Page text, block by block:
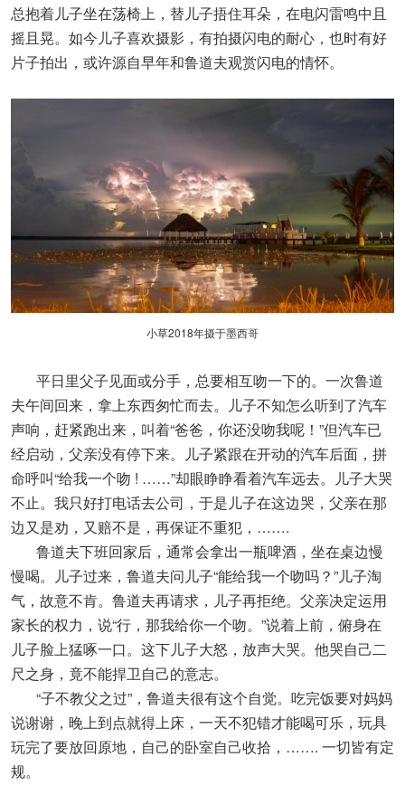
总抱着儿子坐在荡椅上，替儿子捂住耳朵，在电闪雷鸣中且
摇且晃。如今儿子喜欢摄影，有拍摄闪电的耐心，也时有好
片子拍出，或许源自早年和鲁道夫观赏闪电的情怀。
小草2018年摄于墨西哥
平日里父子见面或分手，总要相互吻一下的。一次鲁道
夫午间回来，拿上东西匆忙而去。儿子不知怎么听到了汽车
声响，赶紧跑出来，叫着“爸爸，你还没吻我呢！”但汽车已
经启动，父亲没有停下来。儿子紧跟在开动的汽车后面，拼
命呼叫“给我一个吻 ! ……”却眼睁睁看着汽车远去。儿子大哭
不止。我只好打电话去公司，于是儿子在这边哭，父亲在那
边又是劝，又赔不是，再保证不重犯，…….
鲁道夫下班回家后，通常会拿出一瓶啤酒，坐在桌边慢
慢喝。儿子过来，鲁道夫问儿子“能给我一个吻吗？”儿子淘
气，故意不肯。鲁道夫再请求，儿子再拒绝。父亲决定运用
家长的权力，说“行，那我给你一个吻。”说着上前，俯身在
儿子脸上猛啄一口。这下儿子大怒，放声大哭。他哭自己二
尺之身，竟不能捍卫自己的意志。
“子不教父之过”，鲁道夫很有这个自觉。吃完饭要对妈妈
说谢谢，晚上到点就得上床，一天不犯错才能喝可乐，玩具
玩完了要放回原地，自己的卧室自己收拾，……. 一切皆有定
规。